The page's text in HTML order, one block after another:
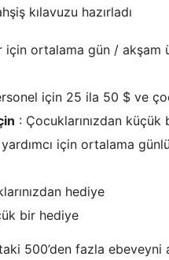
kılavuzu hazırladı
için ortalama gün / akşam
için 25 ila 50 $ ve
: Çocuklarınızdan küçük
için ortalama
hediye
bir hediye
500’den fazla ebeveyni